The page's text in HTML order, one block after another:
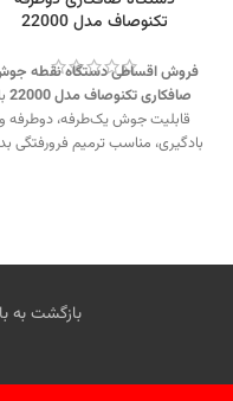
تکنوصاف مدل 22000
فروش اقساطی دستگاه نقطه
صافکاری تکنوصاف مدل 22000
با
قابلیت جوش یک‌طرفه، دوطرفه و
بادگیری، مناسب ترمیم فرورفتگی
بازگشت به